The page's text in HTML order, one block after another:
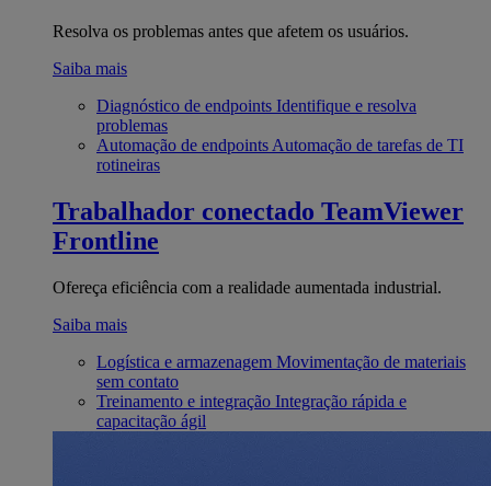
Resolva os problemas antes que afetem os usuários.
Saiba mais
Diagnóstico de endpoints Identifique e resolva
problemas
Automação de endpoints Automação de tarefas de TI
rotineiras
Trabalhador conectado TeamViewer
Frontline
Ofereça eficiência com a realidade aumentada industrial.
Saiba mais
Logística e armazenagem Movimentação de materiais
sem contato
Treinamento e integração Integração rápida e
capacitação ágil